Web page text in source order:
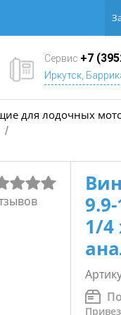
Сервис +7
Иркутск,
для лодочных
/
1/4